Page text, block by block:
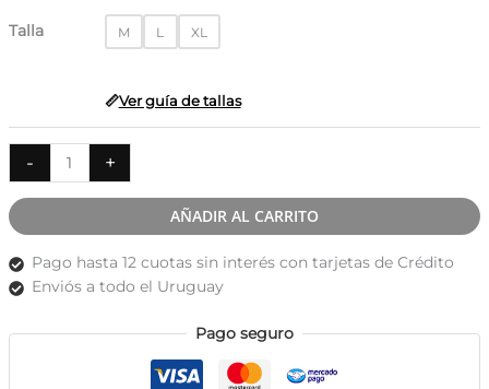
Talla M L XL
Ver guía de tallas
-
Bombachas
colaless
de
algodón
–
Pack
+
AÑADIR AL CARRITO
Pago hasta 12 cuotas sin interés con tarjetas de Crédito
Enviós a todo el Uruguay
Pago seguro